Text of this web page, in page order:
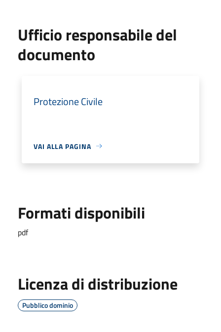
Ufficio responsabile del
documento
Protezione Civile
VAI ALLA PAGINA
Formati disponibili
pdf
Licenza di distribuzione
Pubblico dominio